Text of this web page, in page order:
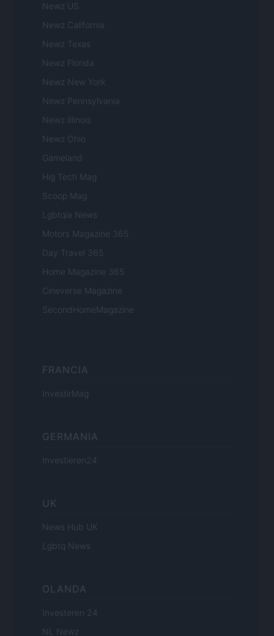
Newz US
Newz California
Newz Texas
Newz Florida
Newz New York
Newz Pennsylvania
Newz Illinois
Newz Ohio
Gameland
Hig Tech Mag
Scoop Mag
Lgbtqia News
Motors Magazine 365
Day Travel 365
Home Magazine 365
Cineverse Magazine
SecondHomeMagazine
FRANCIA
InvestirMag
GERMANIA
Investieren24
UK
News Hub UK
Lgbtq News
OLANDA
Investeren 24
NL Newz